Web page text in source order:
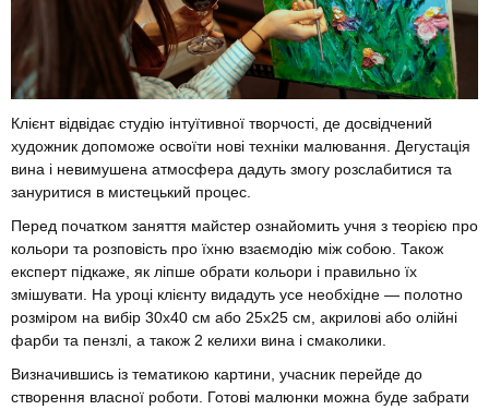
Клієнт відвідає студію інтуїтивної творчості, де досвідчений
художник допоможе освоїти нові техніки малювання. Дегустація
вина і невимушена атмосфера дадуть змогу розслабитися та
зануритися в мистецький процес.
Перед початком заняття майстер ознайомить учня з теорією про
кольори та розповість про їхню взаємодію між собою. Також
експерт підкаже, як ліпше обрати кольори і правильно їх
змішувати. На уроці клієнту видадуть усе необхідне — полотно
розміром на вибір 30х40 см або 25х25 см, акрилові або олійні
фарби та пензлі, а також 2 келихи вина і смаколики.
Визначившись із тематикою картини, учасник перейде до
створення власної роботи. Готові малюнки можна буде забрати